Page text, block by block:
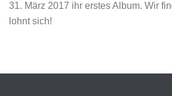
31. März 2017 ihr erstes Album. Wir
lohnt sich!